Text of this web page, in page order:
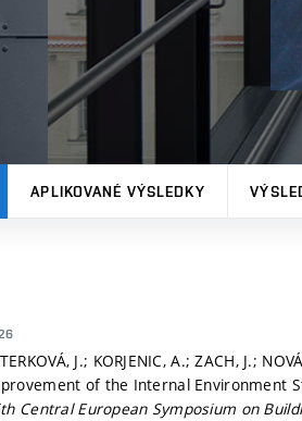
APLIKOVANÉ VÝSLEDKY
J.; KORJENIC, A.; ZACH, J.;
of the Internal Environment
Central European Symposium on